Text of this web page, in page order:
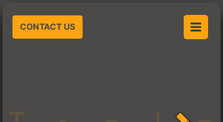
المحتوى
CONTACT US